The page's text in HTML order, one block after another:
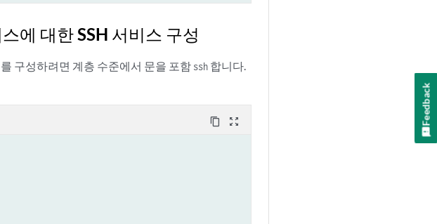
에 대한 SSH 서비스 구성
구성하려면 계층 수준에서 문을 포함 ssh 합니다.
content_copy zoom_out_map Feedback